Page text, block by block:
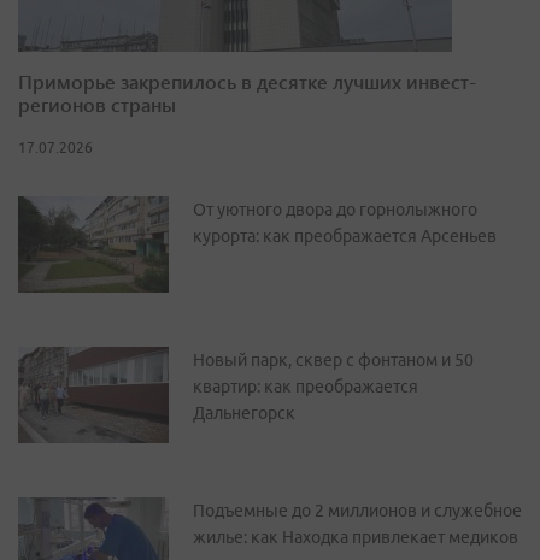
Приморье закрепилось в десятке лучших инвест-
регионов страны
17.07.2026
От уютного двора до горнолыжного
курорта: как преображается Арсеньев
Новый парк, сквер с фонтаном и 50
квартир: как преображается
Дальнегорск
Подъемные до 2 миллионов и служебное
жилье: как Находка привлекает медиков